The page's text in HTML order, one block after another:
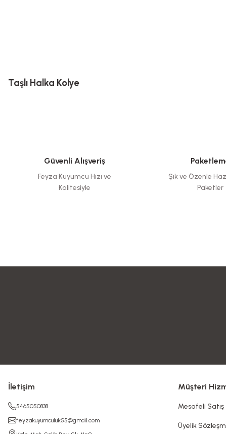
Taşlı Halka Kolye
Güvenli Alışveriş
Feyza Kuyumcu Hızı ve
Kalitesiyle
Şık ve Özenle
Paketler
İletişim
5465050838
feyzakuyumculuk55@gmail.com
Müşteri
Mesafeli
Üyelik